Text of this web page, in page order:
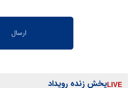
پخش زنده رویداد